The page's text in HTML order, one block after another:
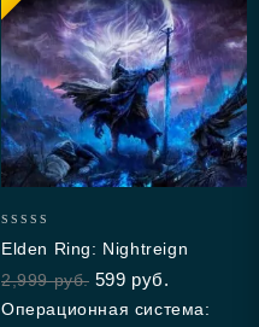
out
of
5
Elden Ring: Nightreign
2,999руб. 599 руб.
Операционная система: